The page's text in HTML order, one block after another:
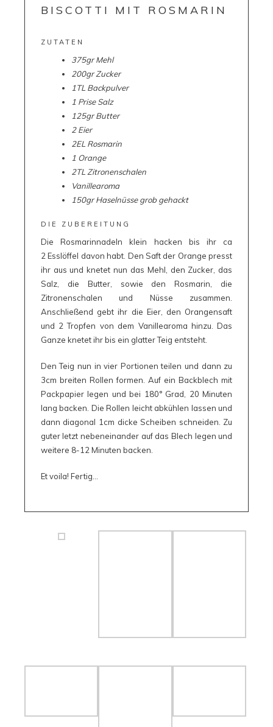
BISCOTTI MIT ROSMARIN
ZUTATEN
375gr Mehl
200gr Zucker
1TL Backpulver
1 Prise Salz
125gr Butter
2 Eier
2EL Rosmarin
1 Orange
2TL Zitronenschalen
Vanillearoma
150gr Haselnüsse grob gehackt
DIE ZUBEREITUNG
Die Rosmarinnadeln klein hacken bis ihr ca
2 Esslöffel davon habt. Den Saft der Orange presst
ihr aus und knetet nun das Mehl, den Zucker, das
Salz, die Butter, sowie den Rosmarin, die
Zitronenschalen und Nüsse zusammen.
Anschließend gebt ihr die Eier, den Orangensaft
und 2 Tropfen von dem Vanillearoma hinzu. Das
Ganze knetet ihr bis ein glatter Teig entsteht.
Den Teig nun in vier Portionen teilen und dann zu
3cm breiten Rollen formen. Auf ein Backblech mit
Packpapier legen und bei 180° Grad, 20 Minuten
lang backen. Die Rollen leicht abkühlen lassen und
dann diagonal 1cm dicke Scheiben schneiden. Zu
guter letzt nebeneinander auf das Blech legen und
weitere 8-12 Minuten backen.
Et voila! Fertig…